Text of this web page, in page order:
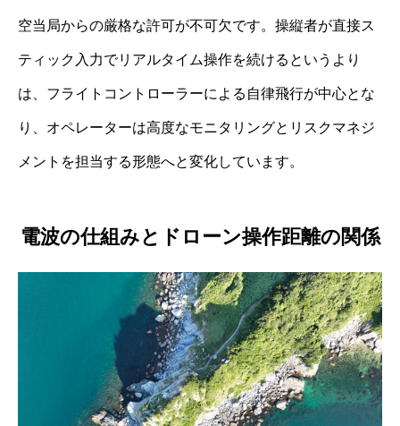
空当局からの厳格な許可が不可欠です。操縦者が直接ス
ティック入力でリアルタイム操作を続けるというより
は、フライトコントローラーによる自律飛行が中心とな
り、オペレーターは高度なモニタリングとリスクマネジ
メントを担当する形態へと変化しています。
電波の仕組みとドローン操作距離の関係